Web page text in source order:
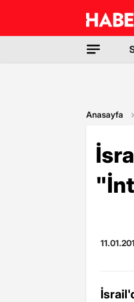
Anasayfa